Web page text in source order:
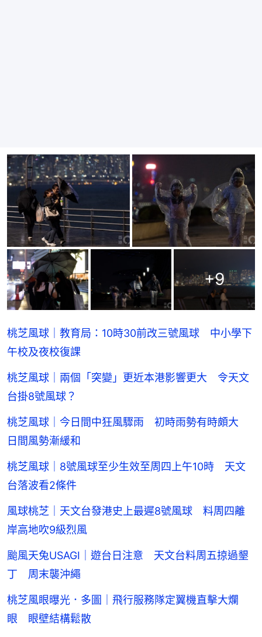
+9
桃芝風球｜教育局：10時30前改三號風球 中小學下
午校及夜校復課
桃芝風球｜兩個「突變」更近本港影響更大 令天文
台掛8號風球？
桃芝風球｜今日間中狂風驟雨 初時雨勢有時頗大
日間風勢漸緩和
桃芝風球｜8號風球至少生效至周四上午10時 天文
台落波看2條件
風球桃芝｜天文台發港史上最遲8號風球 料周四離
岸高地吹9級烈風
颱風天兔USAGI｜遊台日注意 天文台料周五掠過墾
丁 周末襲沖繩
桃芝風眼曝光．多圖｜飛行服務隊定翼機直擊大爛
眼 眼壁結構鬆散